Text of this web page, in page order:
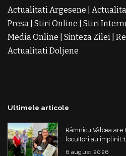
Actualitati Argesene
Presa Stiri Online Stiri
Media Online
Sinteza Zilei
Actualitati Doljene
Ultimele articole
Râmnicu Vâlcea
locuitori au împlinit
6 august 2026